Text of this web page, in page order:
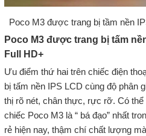
Poco M3 được trang bị tầm nền
Poco M3 được trang bị tấm
Full HD+
Ưu điểm thứ hai trên chiếc điện
bị tấm nền IPS LCD cùng độ phân
thị rõ nét, chân thực, rực rỡ. Có
chiếc Poco M3 là “ bá đạo” nhất
rẻ hiện nay, thậm chí chất lượng